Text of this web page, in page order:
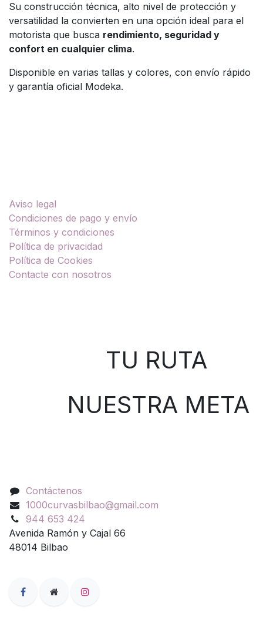
Su construcción técnica, alto nivel de protección y
versatilidad la convierten en una opción ideal para el
motorista que busca rendimiento, seguridad y
confort en cualquier clima.
Disponible en varias tallas y colores, con envío rápido
y garantía oficial Modeka.
Aviso legal
Condiciones de pago y envío
Términos y condiciones
Política de privacidad
Política de Cookies
Contacte con nosotros
TU RUTA
NUESTRA META
Contáctenos
1000curvasbilbao@gmail.com
944 653 424
Avenida Ramón y Cajal 66
48014 Bilbao